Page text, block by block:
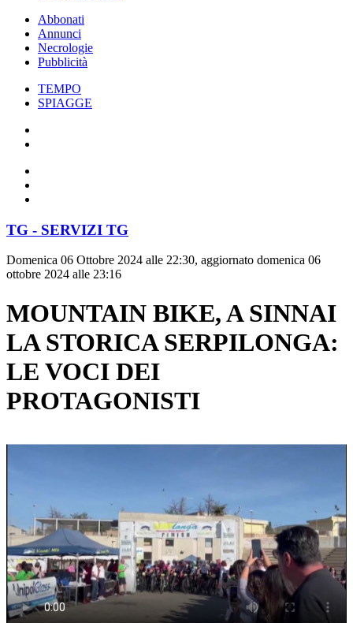
Abbonati
Annunci
Necrologie
Pubblicità
TEMPO
SPIAGGE
TG - SERVIZI TG
Domenica 06 Ottobre 2024 alle 22:30, aggiornato domenica 06
ottobre 2024 alle 23:16
MOUNTAIN BIKE, A SINNAI
LA STORICA SERPILONGA:
LE VOCI DEI
PROTAGONISTI